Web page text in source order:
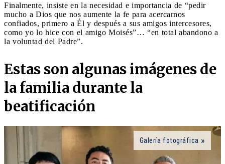
Finalmente, insiste en la necesidad e importancia de “pedir
mucho a Dios que nos aumente la fe para acercarnos
confiados, primero a Él y después a sus amigos intercesores,
como yo lo hice con el amigo Moisés”… “en total abandono a
la voluntad del Padre”.
Estas son algunas imágenes de
la familia durante la
beatificación
Galería fotográfica